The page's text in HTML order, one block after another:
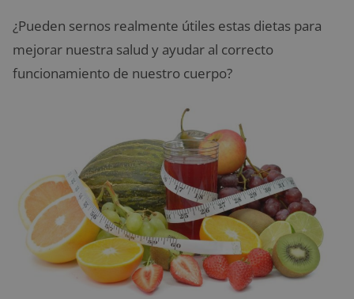
¿Pueden sernos realmente útiles estas dietas para
mejorar nuestra salud y ayudar al correcto
funcionamiento de nuestro cuerpo?